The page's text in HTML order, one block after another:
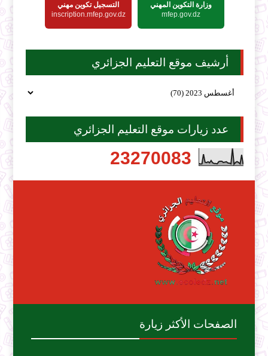
وزارة التكوين المهني
mfep.gov.dz
التسجيل تكوين مهني
inscription.mfep.gov.dz
أرشيف موقع التعليم الجزائري
عدد زيارات موقع التعليم الجزائري
23270083
الصفحات الأكثر زيارة